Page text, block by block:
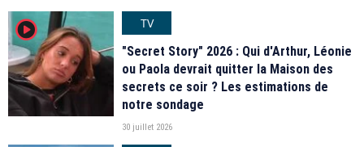
player2
TV
"Secret Story" 2026 : Qui d'Arthur, Léonie
ou Paola devrait quitter la Maison des
secrets ce soir ? Les estimations de
notre sondage
30 juillet 2026